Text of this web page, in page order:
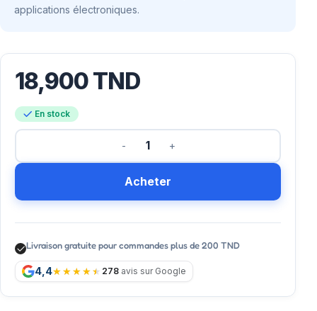
applications électroniques.
18,900TND
En stock
Acheter
Livraison gratuite pour commandes plus de 200 TND
4,4 278 avis sur Google